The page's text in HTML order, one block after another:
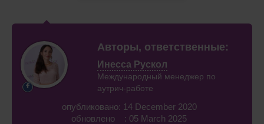
Авторы, ответственные:
Инесса Рускол
Международный менеджер по
аутрич-работе
опубликовано: 14 December 2020
обновлено : 05 March 2025